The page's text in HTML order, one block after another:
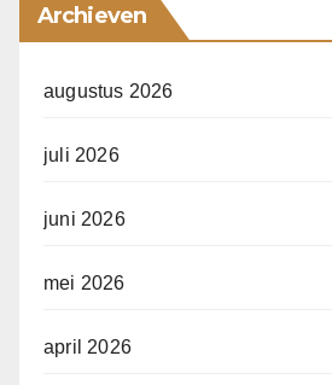
Archieven
augustus 2026
juli 2026
juni 2026
mei 2026
april 2026